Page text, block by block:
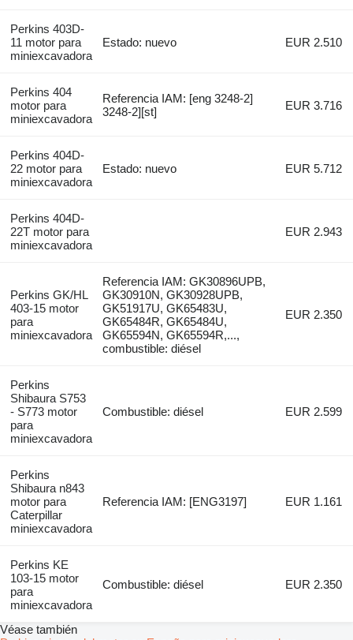
Perkins 403D-
11 motor para
miniexcavadora
Estado: nuevo EUR 2.510
Perkins 404
motor para
miniexcavadora
Referencia IAM: [eng 3248-2]
3248-2][st]
EUR 3.716
Perkins 404D-
22 motor para
miniexcavadora
Estado: nuevo EUR 5.712
Perkins 404D-
22T motor para
miniexcavadora
EUR 2.943
Perkins GK/HL
403-15 motor
para
miniexcavadora
Referencia IAM: GK30896UPB,
GK30910N, GK30928UPB,
GK51917U, GK65483U,
GK65484R, GK65484U,
GK65594N, GK65594R,...,
combustible: diésel
EUR 2.350
Perkins
Shibaura S753
- S773 motor
para
miniexcavadora
Combustible: diésel EUR 2.599
Perkins
Shibaura n843
motor para
Caterpillar
miniexcavadora
Referencia IAM: [ENG3197] EUR 1.161
Perkins KE
103-15 motor
para
miniexcavadora
Combustible: diésel EUR 2.350
Véase también